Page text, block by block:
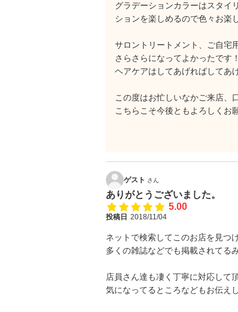
グラデーションカラーはスタイ
ションを楽しめるので色々お楽
サロントリートメント、ご自宅
さらさらになってよかったです
ヘアケアはしてあげればしてあ
この度はお忙しいなかご来店、
こちらこそ今後ともよろしくお
ゲスト さん
ありがとうございました。
5.00
投稿日 2018/11/04
ネットで検索してこのお店を見つ
多くの雑誌などでも掲載されてる
店員さん達も凄く丁寧に対応して
気になってるところなどもお伝え